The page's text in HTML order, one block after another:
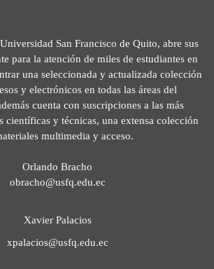
San Francisco de Quito, abre sus
para la atención de miles de estudiantes en
una seleccionada y actualizada colección
y electrónicos en todas las áreas del
cuenta con suscripciones a las más
científicas y técnicas, una extensa colección
multimedia y acceso.
Orlando Bracho
obracho@usfq.edu.ec
Xavier Palacios
xpalacios@usfq.edu.ec